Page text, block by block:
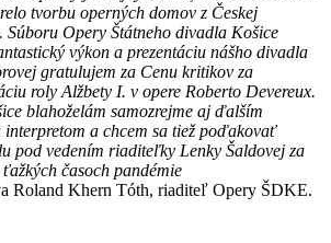
tvorbu operných domov z Českej
Súboru Opery Štátneho divadla Košice
výkon a prezentáciu nášho divadla
gratulujem za Cenu kritikov za
roly Alžbety I. v opere Roberto Devereux.
blahoželám samozrejme aj ďalším
a chcem sa tiež poďakovať
pod vedením riaditeľky Lenky Šaldovej za
časoch pandémie
Roland Khern Tóth, riaditeľ Opery ŠDKE.